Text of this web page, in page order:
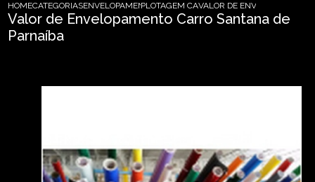
HOMECATEGORIASENVELOPAMENTO DE CARROS
PLOTAGEM CARRO EM SAO PAULO
VALOR DE
Valor de Envelopamento Carro Santana de
Parnaíba